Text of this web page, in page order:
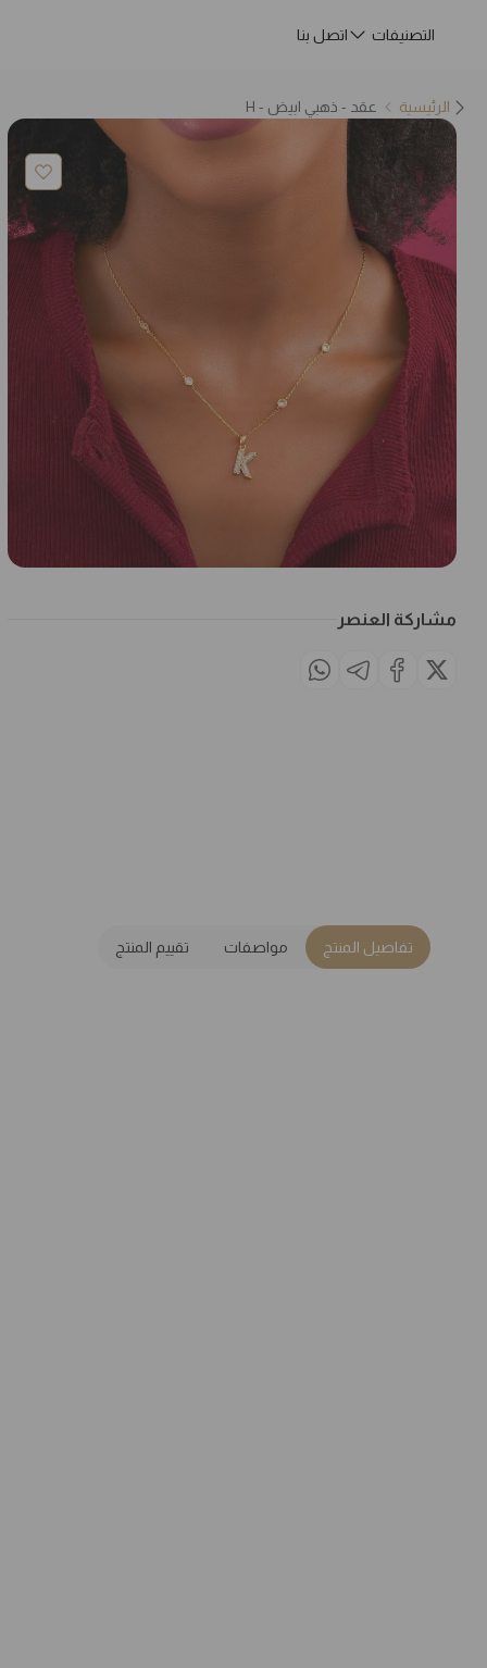
التصنيفات اتصل بنا
الرئيسية عقد - ذهبي ابيض - H
مشاركة العنصر
تفاصيل المنتج مواصفات تقييم المنتج